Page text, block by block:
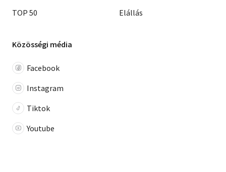
TOP 50
Elállás
Közösségi média
Facebook
Instagram
Tiktok
Youtube